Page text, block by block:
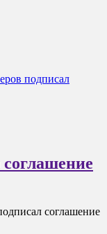
подписал
соглашение